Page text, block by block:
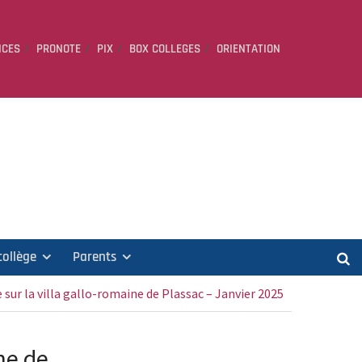
PRONOTE PIX BOX COLLEGES ORIENTATION
Parents
la villa gallo-romaine de Plassac – Janvier 2025